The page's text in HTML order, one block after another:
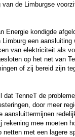
van de Limburgse
Energie kondigde
Limburg een
van elektriciteit als
op het net van
of zij bereid zijn
dat TenneT de
door meer
aansluittermijnen
rekening mee moeten
netten met een lagere